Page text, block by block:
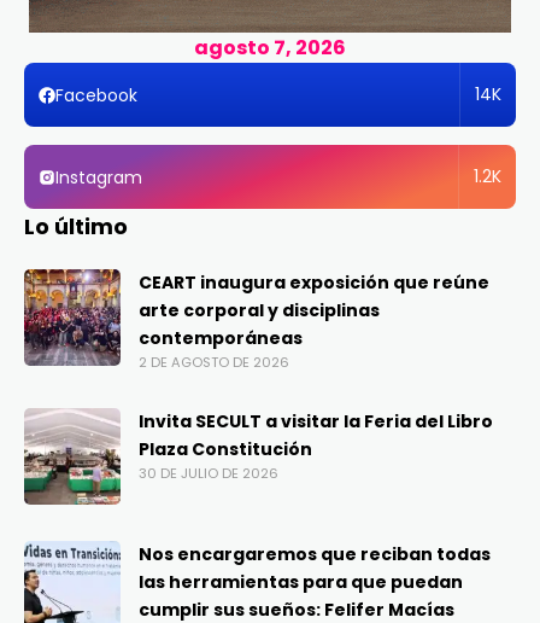
agosto 7, 2026
Facebook 14K
Instagram 1.2K
Lo último
CEART inaugura exposición que reúne
arte corporal y disciplinas
contemporáneas
2 DE AGOSTO DE 2026
Invita SECULT a visitar la Feria del Libro
Plaza Constitución
30 DE JULIO DE 2026
Nos encargaremos que reciban todas
las herramientas para que puedan
cumplir sus sueños: Felifer Macías